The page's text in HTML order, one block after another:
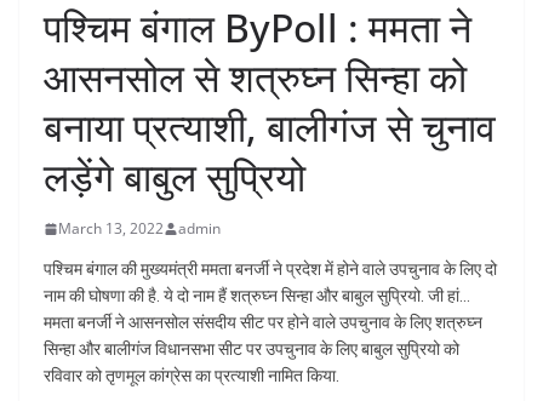
पश्चिम बंगाल ByPoll : ममता ने
आसनसोल से शत्रुघ्न सिन्हा को
बनाया प्रत्याशी, बालीगंज से चुनाव
लड़ेंगे बाबुल सुप्रियो
March 13, 2022 admin
पश्चिम बंगाल की मुख्यमंत्री ममता बनर्जी ने प्रदेश में होने वाले उपचुनाव के लिए दो
नाम की घोषणा की है. ये दो नाम हैं शत्रुघ्न सिन्हा और बाबुल सुप्रियो. जी हां…
ममता बनर्जी ने आसनसोल संसदीय सीट पर होने वाले उपचुनाव के लिए शत्रुघ्न
सिन्हा और बालीगंज विधानसभा सीट पर उपचुनाव के लिए बाबुल सुप्रियो को
रविवार को तृणमूल कांग्रेस का प्रत्याशी नामित किया.